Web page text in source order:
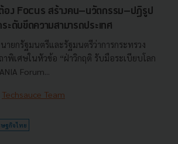
ต้อง Focus สร้างคน–นวัตกรรม–ปฏิรูป
ะดับขีดความสามารถประเทศ
ยกรัฐมนตรีและรัฐมนตรีว่าการกระทรวง
พิเศษในหัวข้อ “ฝ่าวิกฤติ รับมือระเบียบโลก
Forum...
Techsauce Team
ษฐกิจไทย